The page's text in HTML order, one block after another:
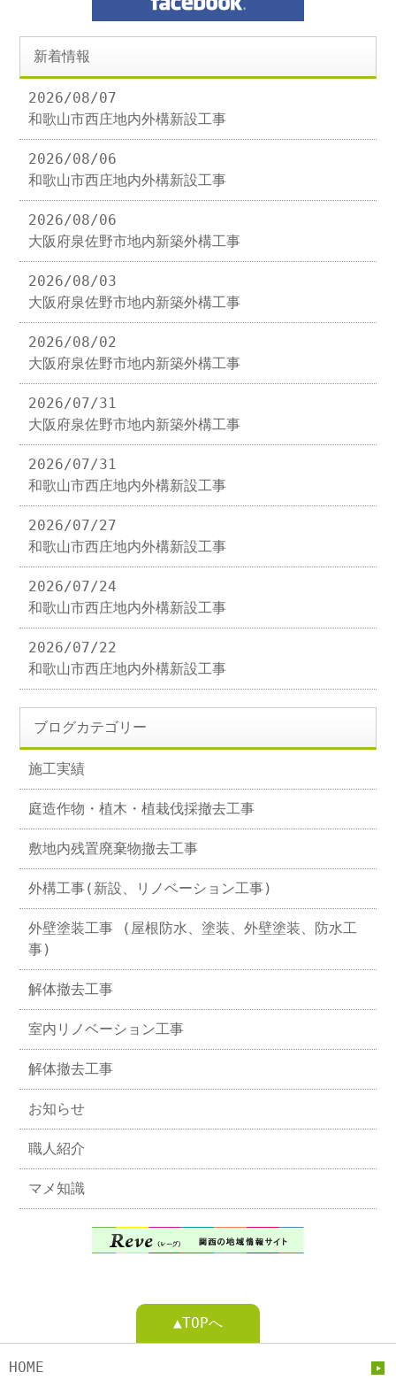
新着情報
2026/08/07
和歌山市西庄地内外構新設工事
2026/08/06
和歌山市西庄地内外構新設工事
2026/08/06
大阪府泉佐野市地内新築外構工事
2026/08/03
大阪府泉佐野市地内新築外構工事
2026/08/02
大阪府泉佐野市地内新築外構工事
2026/07/31
大阪府泉佐野市地内新築外構工事
2026/07/31
和歌山市西庄地内外構新設工事
2026/07/27
和歌山市西庄地内外構新設工事
2026/07/24
和歌山市西庄地内外構新設工事
2026/07/22
和歌山市西庄地内外構新設工事
ブログカテゴリー
施工実績
庭造作物・植木・植栽伐採撤去工事
敷地内残置廃棄物撤去工事
外構工事(新設、リノベーション工事)
外壁塗装工事 (屋根防水、塗装、外壁塗装、防水工
事)
解体撤去工事
室内リノベーション工事
解体撤去工事
お知らせ
職人紹介
マメ知識
▲TOPへ
HOME